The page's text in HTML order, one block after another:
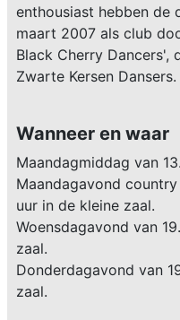
enthousiast hebben de
maart 2007 als club
Black Cherry Dancers',
Zwarte Kersen Dansers.
Wanneer en waar
Maandagmiddag van
Maandagavond
uur in de kleine zaal.
Woensdagavond van
zaal.
Donderdagavond van
zaal.